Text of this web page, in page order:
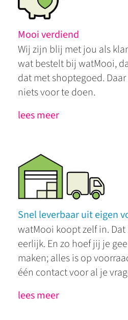
Mooi verdiend
Wij zijn blij met jou als
wat bestelt bij watMooi,
dat met shoptegoed.
niets voor te doen.
lees meer
Snel leverbaar uit eigen
watMooi koopt zelf in. Dat
eerlijk. En zo hoef jij je
maken; alles is op
één contact voor al je
lees meer